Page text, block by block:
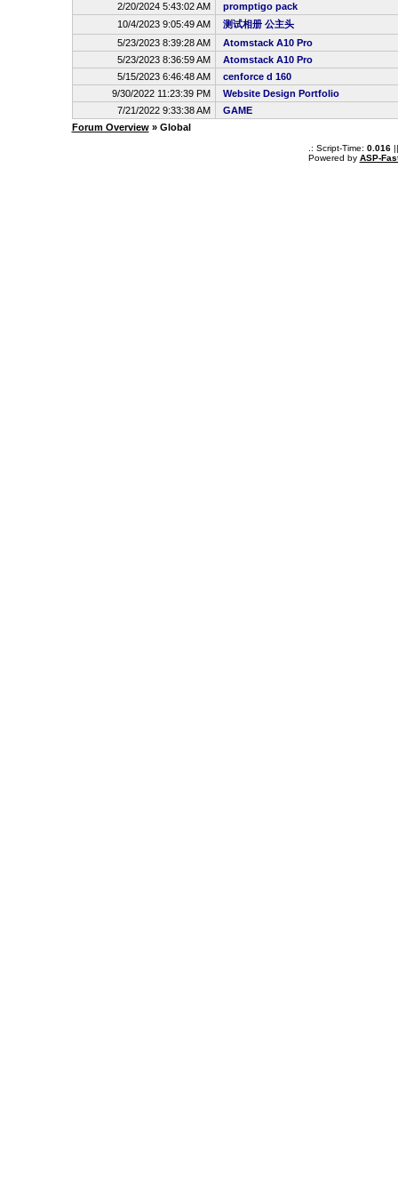
2/20/2024 5:43:02 AM
promptigo pack
10/4/2023 9:05:49 AM
测试相册 公主头
5/23/2023 8:39:28 AM
Atomstack A10 Pro
5/23/2023 8:36:59 AM
Atomstack A10 Pro
5/15/2023 6:46:48 AM
cenforce d 160
9/30/2022 11:23:39 PM
Website Design Portfolio
7/21/2022 9:33:38 AM
GAME
Forum Overview» Global
.: Script-Time: 0.016||
Powered by ASP-